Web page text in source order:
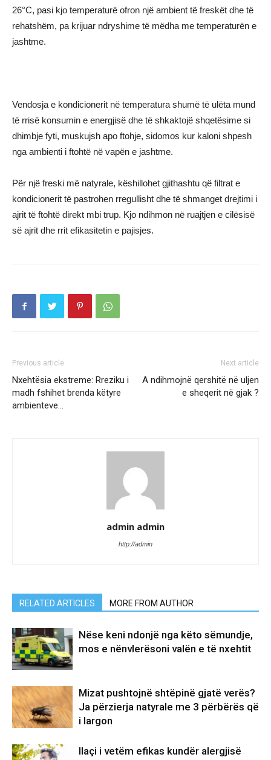
26°C, pasi kjo temperaturë ofron një ambient të freskët dhe të
rehatshëm, pa krijuar ndryshime të mëdha me temperaturën e
jashtme.
Vendosja e kondicionerit në temperatura shumë të ulëta mund
të rrisë konsumin e energjisë dhe të shkaktojë shqetësime si
dhimbje fyti, muskujsh apo ftohje, sidomos kur kaloni shpesh
nga ambienti i ftohtë në vapën e jashtme.
Për një freski më natyrale, këshillohet gjithashtu që filtrat e
kondicionerit të pastrohen rregullisht dhe të shmanget drejtimi i
ajrit të ftohtë direkt mbi trup. Kjo ndihmon në ruajtjen e cilësisë
së ajrit dhe rrit efikasitetin e pajisjes.
Previous article
Nxehtësia ekstreme: Rreziku i
madh fshihet brenda këtyre
ambienteve…
Next article
A ndihmojnë qershitë në uljen
e sheqerit në gjak ?
admin admin
http://admin
RELATED ARTICLES MORE FROM AUTHOR
Nëse keni ndonjë nga këto sëmundje,
mos e nënvlerësoni valën e të nxehtit
Mizat pushtojnë shtëpinë gjatë verës?
Ja përzierja natyrale me 3 përbërës që
i largon
Ilaçi i vetëm efikas kundër alergjisë